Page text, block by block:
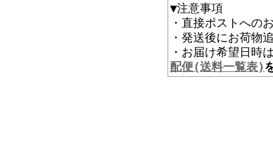
▼注意事項
・直接ポストへの
・発送後にお荷物
・お届け希望
配便(送料一覧表)